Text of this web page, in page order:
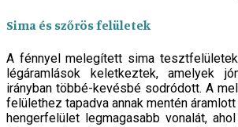
Sima és szőrös felületek
A fénnyel melegített sima
légáramlások keletkeztek, amelyek
irányban többé-kevésbé sodródott. A
felülethez tapadva annak mentén
hengerfelület legmaga­sabb vonalát,